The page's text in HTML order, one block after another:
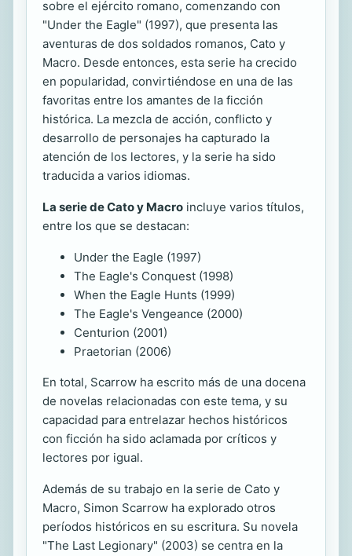
sobre el ejército romano, comenzando con
"Under the Eagle" (1997), que presenta las
aventuras de dos soldados romanos, Cato y
Macro. Desde entonces, esta serie ha crecido
en popularidad, convirtiéndose en una de las
favoritas entre los amantes de la ficción
histórica. La mezcla de acción, conflicto y
desarrollo de personajes ha capturado la
atención de los lectores, y la serie ha sido
traducida a varios idiomas.
La serie de Cato y Macro incluye varios títulos,
entre los que se destacan:
Under the Eagle (1997)
The Eagle's Conquest (1998)
When the Eagle Hunts (1999)
The Eagle's Vengeance (2000)
Centurion (2001)
Praetorian (2006)
En total, Scarrow ha escrito más de una docena
de novelas relacionadas con este tema, y su
capacidad para entrelazar hechos históricos
con ficción ha sido aclamada por críticos y
lectores por igual.
Además de su trabajo en la serie de Cato y
Macro, Simon Scarrow ha explorado otros
períodos históricos en su escritura. Su novela
"The Last Legionary" (2003) se centra en la